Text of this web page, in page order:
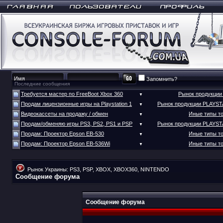
Запомнить?
Последние сообщения
Требуется мастер по FreeBoot Xbox 360 ▼
Рынок
Продам лицензионные игры на Playstation 1
▼
Рынок продукции
Видеокассеты на продажу / обмен
▼
Иные типы
Продам/обменяю игры PS3, PS2, PS1 и PSP
▼
Рынок продукции
Продам: Проектор Epson EB-530
▼
Иные типы
Продам: Проектор Epson EB-536Wi
▼ Иные типы
Рынок Украины: PS3, PSP, XBOX, XBOX360, NINTENDO
Сообщение форума
Сообщение форума